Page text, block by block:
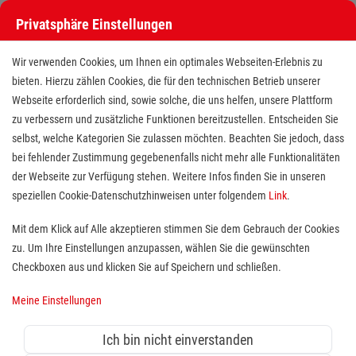
Freiwilligendienst (BFD/FSJ) im
Menüservice
Standort(e):Rheinbach
willkommen. Jeder findet bei uns die Tätigkeit, die ihn
besonders interessiert und gut zu ihm passt. Ein
Freiwilligendienst bei den Maltesern bietet die
Privatsphäre Einstellungen
Wir verwenden Cookies, um Ihnen ein optimales Webseiten-Erlebnis zu
bieten. Hierzu zählen Cookies, die für den technischen Betrieb unserer
Webseite erforderlich sind, sowie solche, die uns helfen, unsere Plattform
zu verbessern und zusätzliche Funktionen bereitzustellen. Entscheiden Sie
selbst, welche Kategorien Sie zulassen möchten. Beachten Sie jedoch, dass
bei fehlender Zustimmung gegebenenfalls nicht mehr alle Funktionalitäten
der Webseite zur Verfügung stehen. Weitere Infos finden Sie in unseren
speziellen Cookie-Datenschutzhinweisen unter folgendem Link.
Mit dem Klick auf Alle akzeptieren stimmen Sie dem Gebrauch der Cookies
zu. Um Ihre Einstellungen anzupassen, wählen Sie die gewünschten
Checkboxen aus und klicken Sie auf Speichern und schließen.
Meine Einstellungen
Ich bin nicht einverstanden